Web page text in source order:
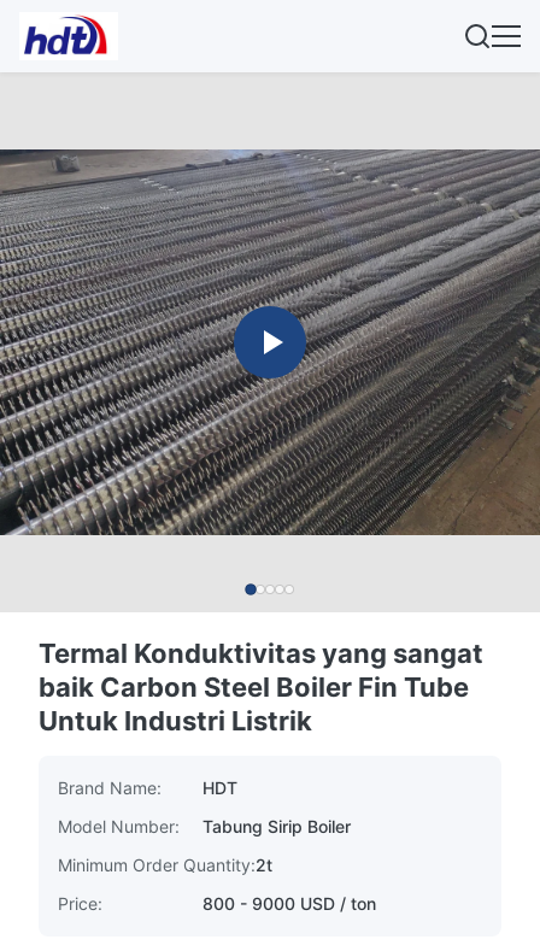
Termal Konduktivitas yang sangat
baik Carbon Steel Boiler Fin Tube
Untuk Industri Listrik
Brand Name:
HDT
Model Number:
Tabung Sirip Boiler
Minimum Order Quantity:2t
Price:
800 - 9000 USD / ton